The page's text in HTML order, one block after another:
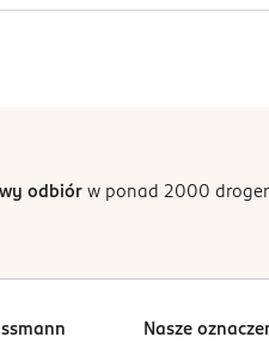
odbiórw ponad 2000
Nasze